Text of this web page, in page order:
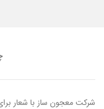
شرکت معجون ساز با شعار